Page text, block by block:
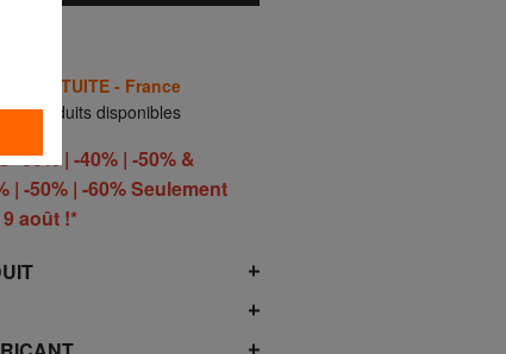
GRATUITE - France
2 produits disponibles
-30% | -40% | -50% &
| -50% | -60% Seulement
août !*